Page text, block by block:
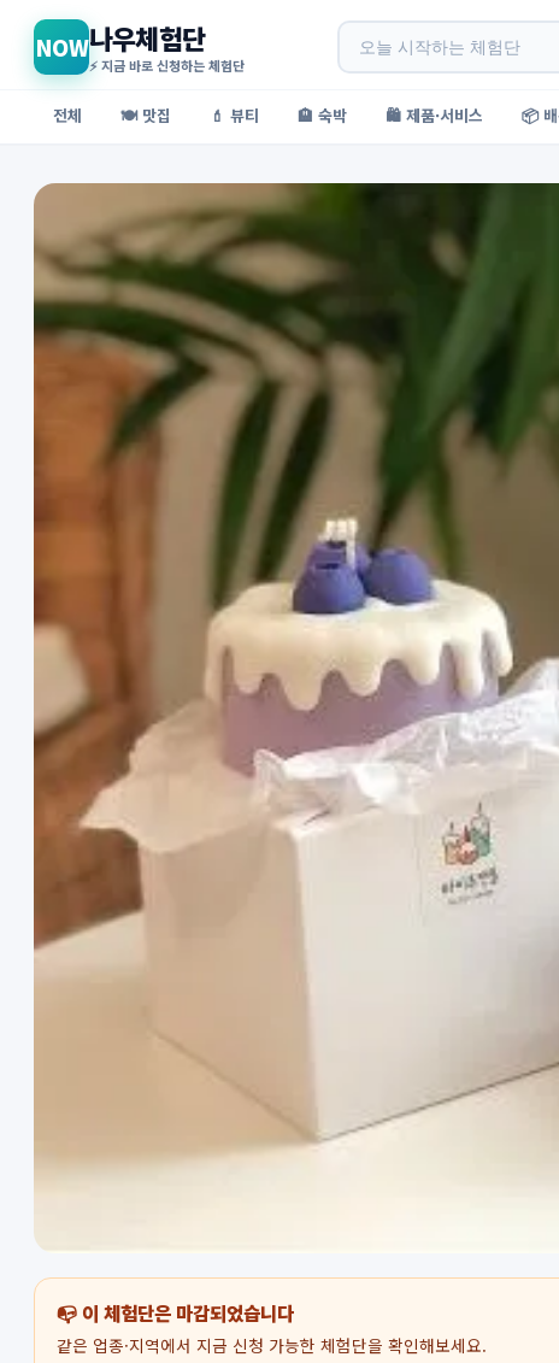
NOW나우체험단
⚡ 지금 바로 신청하는 체험단
전체 🍽️ 맛집 💄 뷰티 🏨 숙박 🛍️ 제품·서비스 📦
📭 이 체험단은 마감되었습니다
같은 업종·지역에서 지금 신청 가능한 체험단을 확인해보세요.